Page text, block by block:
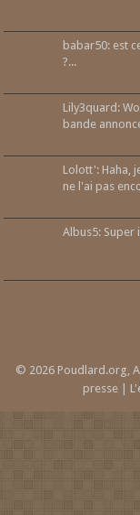
babar50: est
?...
Lily3quard:
bande
Lolott': Haha,
ne l'ai pas
Albus5: Super
© 2026 Poudlard.org,
presse |